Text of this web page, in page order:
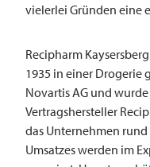
vielerlei Gründen eine
Recipharm
1935 in einer Drogerie
Novartis AG und
Vertragshersteller
das Unternehmen rund
Umsatzes werden im